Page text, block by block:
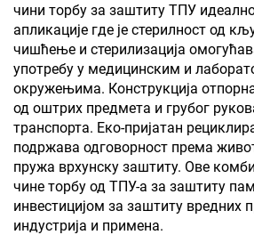
чини торбу за заштиту ТПУ
апликације где је стерилност од
чишћење и стерилизација
употребу у медицинским и
окружењима. Конструкција
од оштрих предмета и грубог
транспорта. Еко-пријатан
подржава одговорност према
пружа врхунску заштиту. Ове
чине торбу од ТПУ-а за заштиту
инвестицијом за заштиту вредних
индустрија и примена.